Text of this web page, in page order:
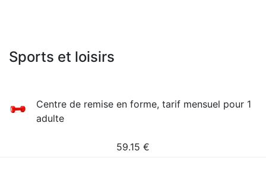
Sports et loisirs
Сentre de remise en forme, tarif mensuel pour 1
adulte
59.15 €